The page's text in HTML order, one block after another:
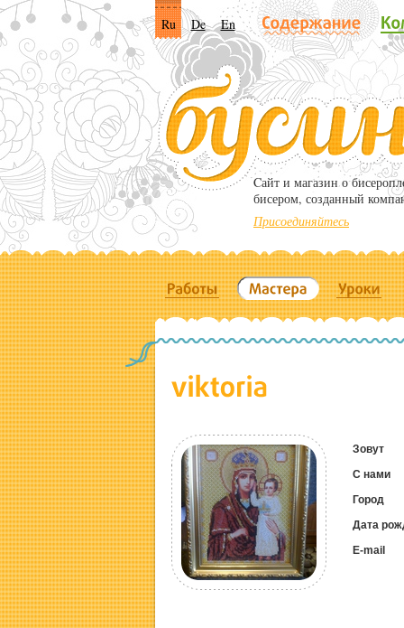
Ru De En
Cайт и магазин о
бисером, созданный
Присоединяйтесь
Зовут
С нами
Город
Дата
E-mail